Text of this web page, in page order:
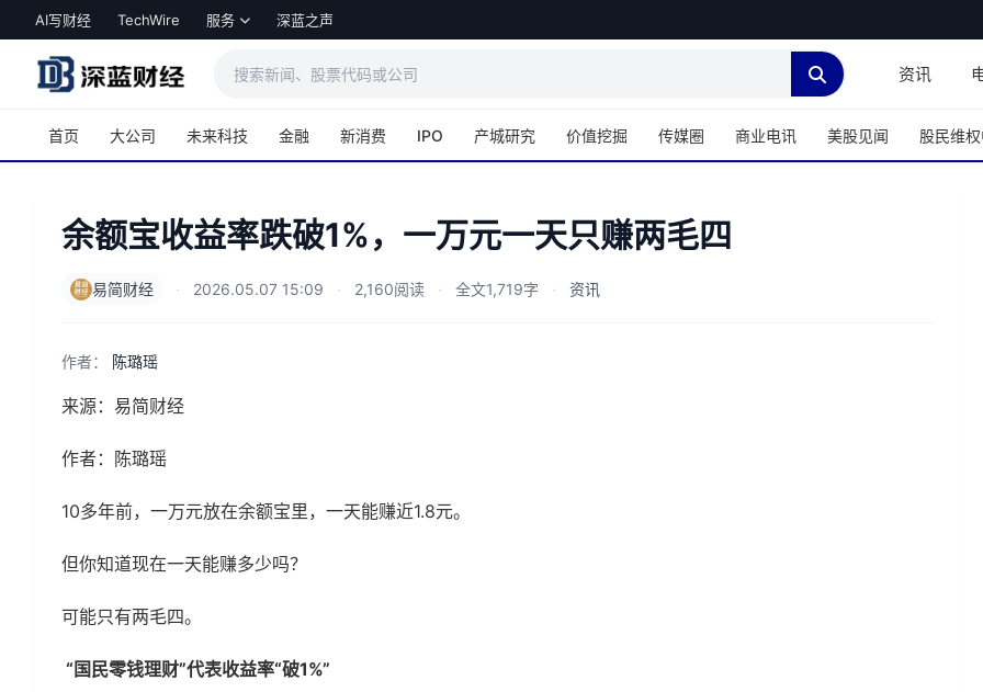
跳转到主内容
AI写财经 TechWire 服务 深蓝之声
资讯
首页 大公司 未来科技 金融 新消费 IPO 产城研究 价值挖掘 传媒圈 商业电讯 美股见闻 股民维
余额宝收益率跌破1%，一万元一天只赚两毛四
易简财经 · 2026.05.07 15:09 · 2,160阅读 · 全文1,719字 · 资讯
作者： 陈璐瑶
来源：易简财经
作者：陈璐瑶
10多年前，一万元放在余额宝里，一天能赚近1.8元。
但你知道现在一天能赚多少吗？
可能只有两毛四。
“国民零钱理财”代表收益率“破1%”